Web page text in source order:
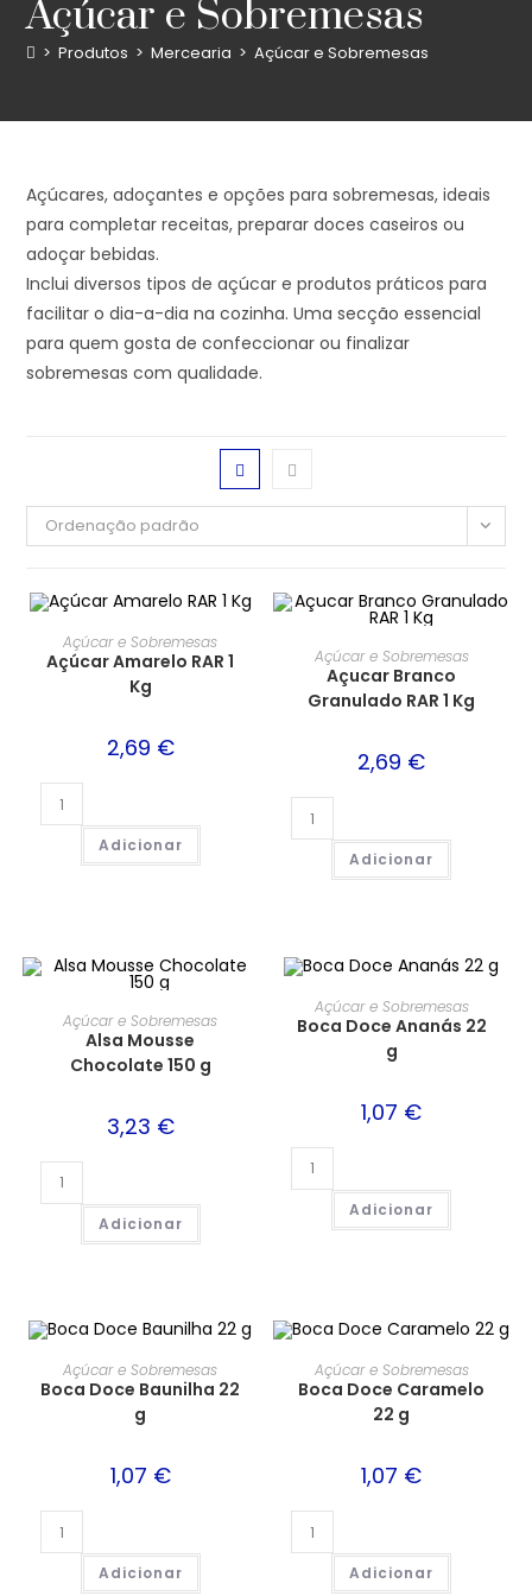
Açúcar e Sobremesas
> Produtos > Mercearia > Açúcar e Sobremesas
Açúcares, adoçantes e opções para sobremesas, ideais
para completar receitas, preparar doces caseiros ou
adoçar bebidas.
Inclui diversos tipos de açúcar e produtos práticos para
facilitar o dia-a-dia na cozinha. Uma secção essencial
para quem gosta de confeccionar ou finalizar
sobremesas com qualidade.
Ordenação padrão
Açúcar e Sobremesas
Açúcar Amarelo RAR 1
Kg
2,69 €
Adicionar
Açúcar e Sobremesas
Açucar Branco
Granulado RAR 1 Kg
2,69 €
Adicionar
Açúcar e Sobremesas
Alsa Mousse
Chocolate 150 g
3,23 €
Adicionar
Açúcar e Sobremesas
Boca Doce Ananás 22
g
1,07 €
Adicionar
Açúcar e Sobremesas
Boca Doce Baunilha 22
g
1,07 €
Adicionar
Açúcar e Sobremesas
Boca Doce Caramelo
22 g
1,07 €
Adicionar